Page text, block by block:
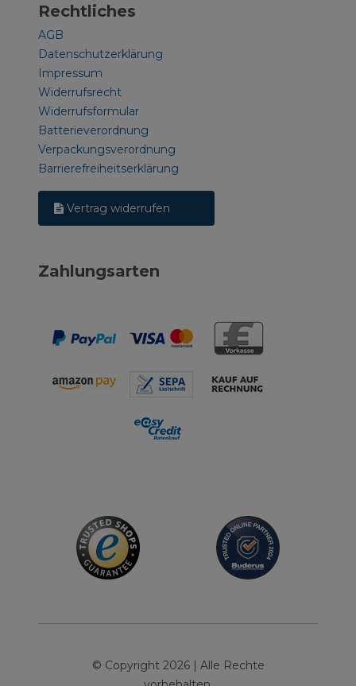
Rechtliches
AGB
Datenschutzerklärung
Impressum
Widerrufsrecht
Widerrufsformular
Batterieverordnung
Verpackungsverordnung
Barrierefreiheitserklärung
Vertrag widerrufen
Zahlungsarten
© Copyright 2026 | Alle Rechte